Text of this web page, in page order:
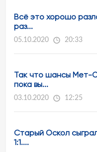
Всё это хорошо
раз...
05.10.2020 20:33
Так что шансы Мет-
пока вы...
03.10.2020 12:25
Старый Оскол
1:1....